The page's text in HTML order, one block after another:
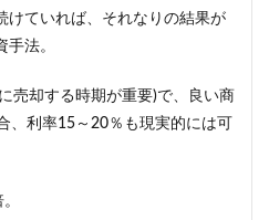
けていれば、それなりの結果が
法。
売却する時期が重要)で、良い商
、利率15～20％も現実的には可